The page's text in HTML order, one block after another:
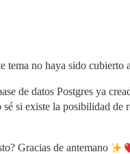
tema no haya sido
de datos Postgres ya
si existe la posibilidad de
Gracias de antemano